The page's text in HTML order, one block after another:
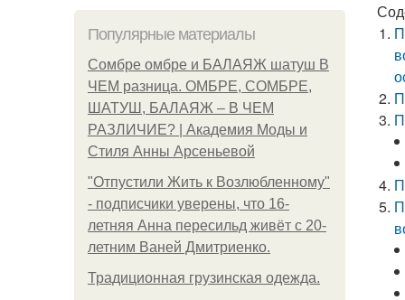
Популярные материалы
Сомбре омбре и БАЛАЯЖ шатуш В
ЧЕМ разница. ОМБРЕ, СОМБРЕ,
ШАТУШ, БАЛАЯЖ – В ЧЕМ
РАЗЛИЧИЕ? | Академия Моды и
Стиля Анны Арсеньевой
"Отпустили Жить к Возлюбленному"
- подписчики уверены, что 16-
летняя Анна пересильд живёт с 20-
летним Ваней Дмитриенко.
Традиционная грузинская одежда.